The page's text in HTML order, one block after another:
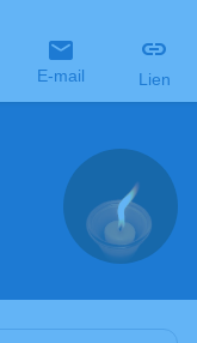
E-mail Lien